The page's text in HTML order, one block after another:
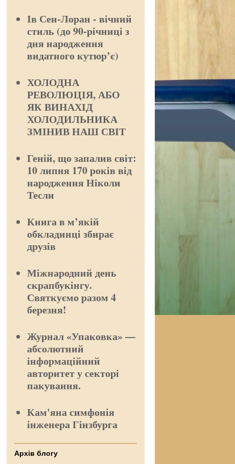
Ів Сен-Лоран - вічний
стиль (до 90-річниці з
дня народження
видатного кутюр’є)
ХОЛОДНА
РЕВОЛЮЦІЯ, АБО
ЯК ВИНАХІД
ХОЛОДИЛЬНИКА
ЗМІНИВ НАШ СВІТ
Геній, що запалив світ:
10 липня 170 років від
народження Ніколи
Тесли
Книга в м’якій
обкладинці збирає
друзів
Міжнародний день
скрапбукінгу.
Святкуємо разом 4
березня!
Журнал «Упаковка» —
абсолютний
інформаційний
авторитет у секторі
пакування.
Кам'яна симфонія
інженера Гінзбурга
Архів блогу